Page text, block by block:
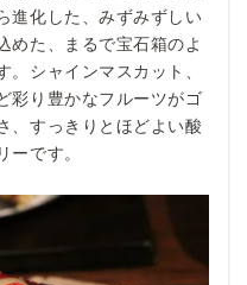
進化した、みずみずしい
めた、まるで宝石箱のよ
。シャインマスカット、
彩り豊かなフルーツがゴ
、すっきりとほどよい酸
ーです。